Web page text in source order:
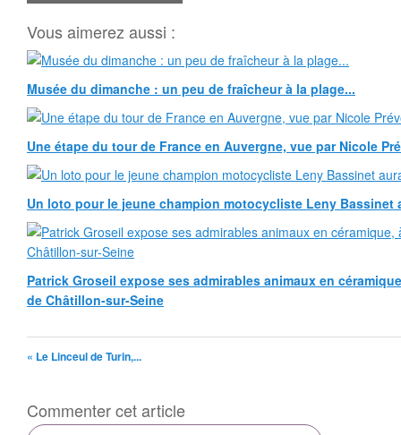
Vous aimerez aussi :
Musée du dimanche : un peu de fraîcheur à la plage...
Une étape du tour de France en Auvergne, vue par Nicole
Un loto pour le jeune champion motocycliste Leny Bassinet
Patrick Groseil expose ses admirables animaux en
de Châtillon-sur-Seine
« Le Linceul de Turin,...
Commenter cet article